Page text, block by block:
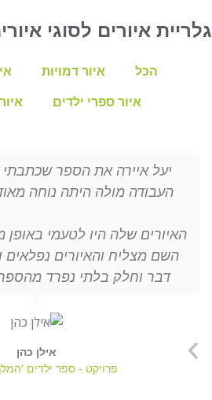
גלריית איורים לסוגי
הכל איור דמויות
איור ספרי ילדים
יעל איירה את הספר שכתבתי
העבודה מולה היתה נוחה
האיורים שלה היו לטעמי באופן
השם מצליח והאיורים נפלאים
דבר וחלק בלתי נפרד
אילן כהן
פרויקט - ספר ילדים